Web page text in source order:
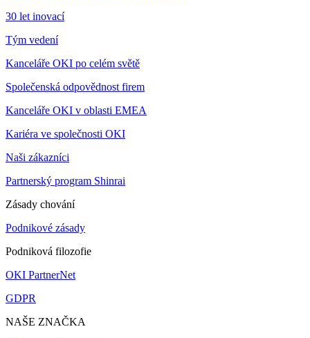
30 let inovací
Tým vedení
Kanceláře OKI po celém světě
Společenská odpovědnost firem
Kanceláře OKI v oblasti EMEA
Kariéra ve společnosti OKI
Naši zákazníci
Partnerský program Shinrai
Zásady chování
Podnikové zásady
Podniková filozofie
OKI PartnerNet
GDPR
NAŠE ZNAČKA